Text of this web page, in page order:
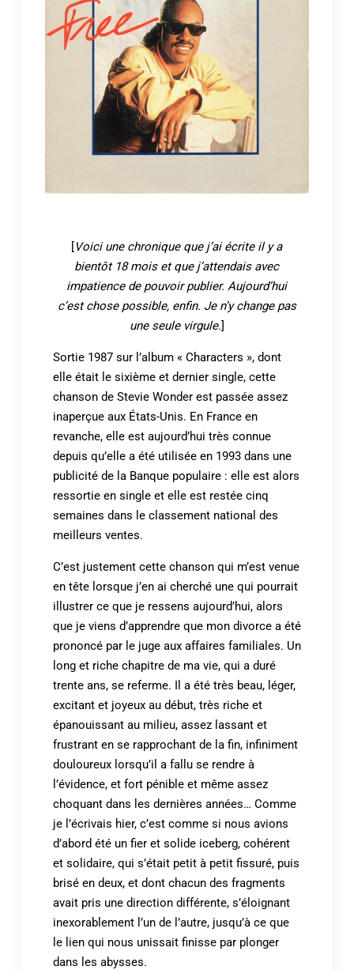
[Voici une chronique que j’ai écrite il y a
bientôt 18 mois et que j’attendais avec
impatience de pouvoir publier. Aujourd’hui
c’est chose possible, enfin. Je n’y change pas
une seule virgule.]
Sortie 1987 sur l’album « Characters », dont
elle était le sixième et dernier single, cette
chanson de Stevie Wonder est passée assez
inaperçue aux États-Unis. En France en
revanche, elle est aujourd’hui très connue
depuis qu’elle a été utilisée en 1993 dans une
publicité de la Banque populaire : elle est alors
ressortie en single et elle est restée cinq
semaines dans le classement national des
meilleurs ventes.
C’est justement cette chanson qui m’est venue
en tête lorsque j’en ai cherché une qui pourrait
illustrer ce que je ressens aujourd’hui, alors
que je viens d’apprendre que mon divorce a été
prononcé par le juge aux affaires familiales. Un
long et riche chapitre de ma vie, qui a duré
trente ans, se referme. Il a été très beau, léger,
excitant et joyeux au début, très riche et
épanouissant au milieu, assez lassant et
frustrant en se rapprochant de la fin, infiniment
douloureux lorsqu’il a fallu se rendre à
l’évidence, et fort pénible et même assez
choquant dans les dernières années… Comme
je l’écrivais hier, c’est comme si nous avions
d’abord été un fier et solide iceberg, cohérent
et solidaire, qui s’était petit à petit fissuré, puis
brisé en deux, et dont chacun des fragments
avait pris une direction différente, s’éloignant
inexorablement l’un de l’autre, jusqu’à ce que
le lien qui nous unissait finisse par plonger
dans les abysses.